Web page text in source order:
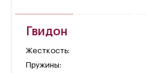
Гвидон
Жесткость:
Пружины: